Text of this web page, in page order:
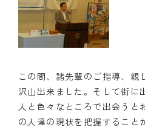
この間、諸先輩のご指導、親
沢山出来ました。そして街に
人と色々なところで出会うと
の人達の現状を把握すること